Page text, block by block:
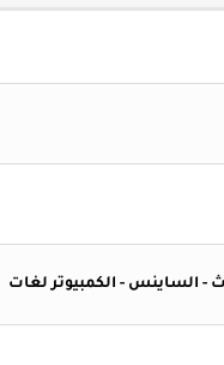
- الساينس - الكمبيوتر لغات